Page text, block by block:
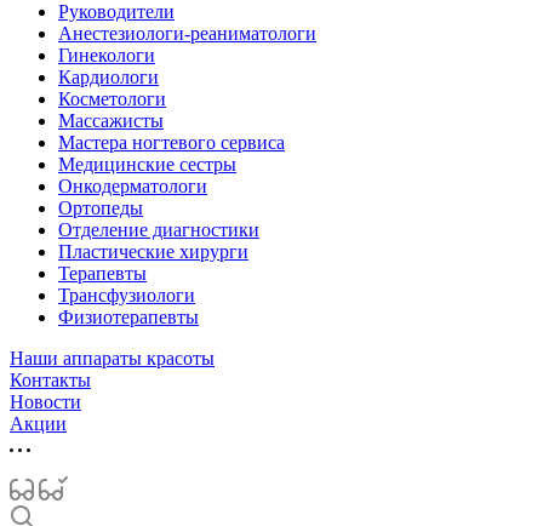
Руководители
Анестезиологи-реаниматологи
Гинекологи
Кардиологи
Косметологи
Массажисты
Мастера ногтевого сервиса
Медицинские сестры
Онкодерматологи
Ортопеды
Отделение диагностики
Пластические хирурги
Терапевты
Трансфузиологи
Физиотерапевты
Наши аппараты красоты
Контакты
Новости
Акции